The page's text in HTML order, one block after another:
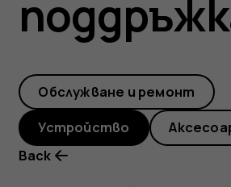
почистя
и
своя
Обслужване и ремонт
Устройство
Back